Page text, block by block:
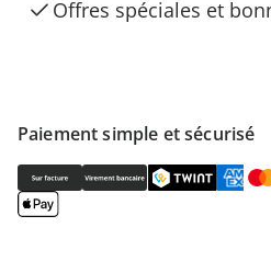
Paiement simple et sécurisé
Offres spéciales et